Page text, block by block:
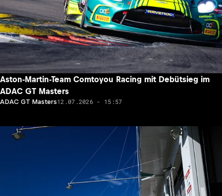
Aston-Martin-Team Comtoyou Racing mit Debütsieg im
ADAC GT Masters
ADAC GT Masters12.07.2026 - 15:57